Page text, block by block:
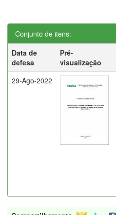
Conjunto de itens:
Data de
defesa
Pré-
visualização
29-Ago-2022